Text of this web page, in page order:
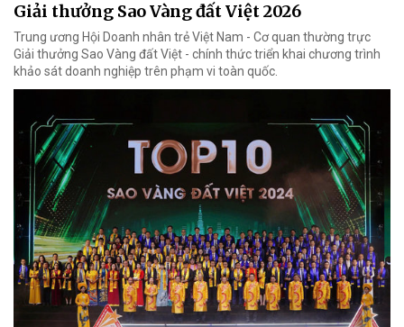
Giải thưởng Sao Vàng đất Việt 2026
Trung ương Hội Doanh nhân trẻ Việt Nam - Cơ quan thường trực
Giải thưởng Sao Vàng đất Việt - chính thức triển khai chương trình
khảo sát doanh nghiệp trên phạm vi toàn quốc.